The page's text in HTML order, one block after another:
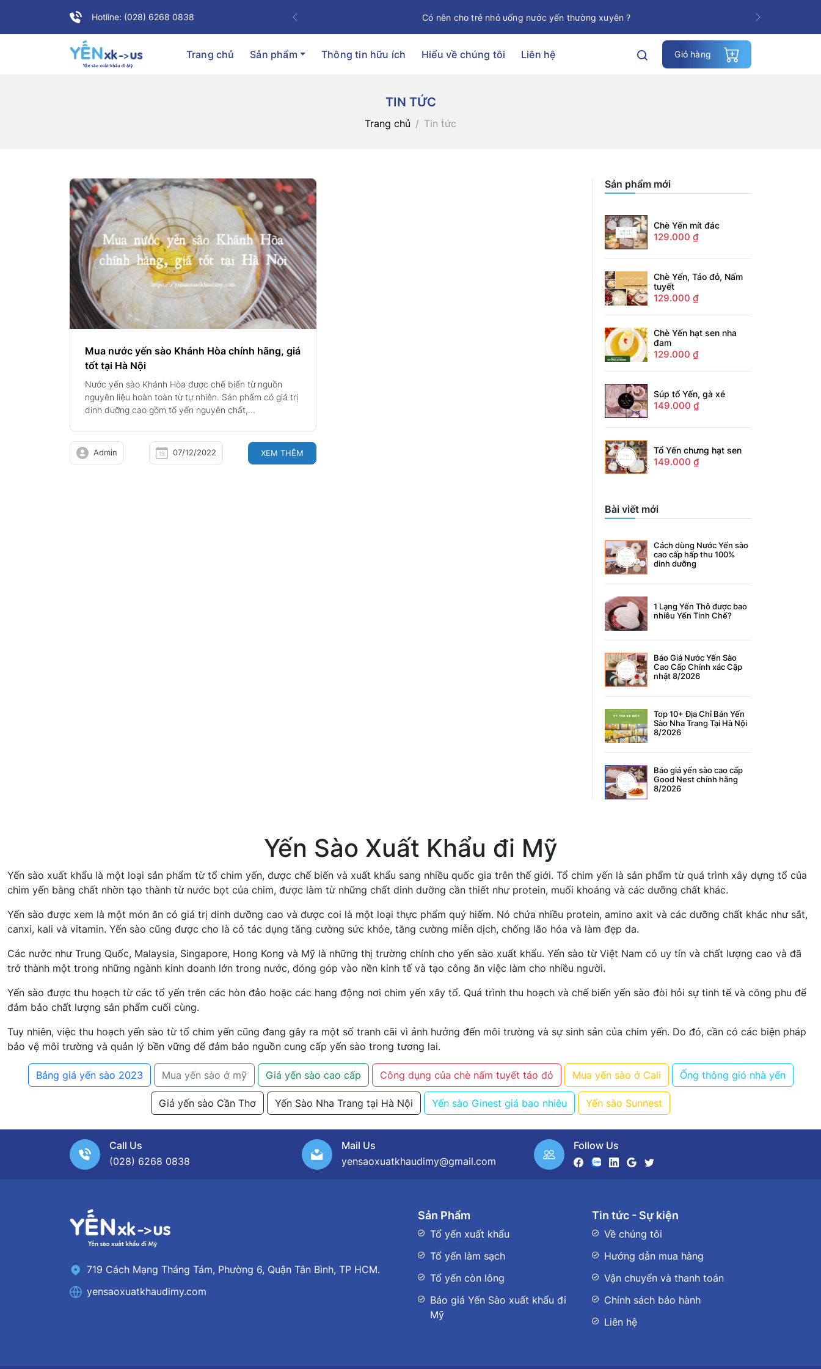
Hotline: (028) 6268 0838 Có nên cho trẻ nhỏ uống nước yến thường xuyên ?
Previous Next
Trang chủ Sản phẩm Thông tin hữu ích Hiểu về chúng tôi Liên hệ Giỏ hàng
TIN TỨC
Trang chủ Tin tức
Mua nước yến sào Khánh Hòa chính hãng, giá
tốt tại Hà Nội
Nước yến sào Khánh Hòa được chế biến từ nguồn
nguyên liệu hoàn toàn từ tự nhiên. Sản phẩm có giá trị
dinh dưỡng cao gồm tổ yến nguyên chất,...
Admin 07/12/2022 XEM THÊM
Sản phẩm mới
Chè Yến mít đác
129.000 ₫
Chè Yến, Táo đỏ, Nấm
tuyết
129.000 ₫
Chè Yến hạt sen nha
đam
129.000 ₫
Súp tổ Yến, gà xé
149.000 ₫
Tổ Yến chưng hạt sen
149.000 ₫
Bài viết mới
Cách dùng Nước Yến sào
cao cấp hấp thu 100%
dinh dưỡng
1 Lạng Yến Thô được bao
nhiêu Yến Tinh Chế?
Báo Giá Nước Yến Sào
Cao Cấp Chính xác Cập
nhật 8/2026
Top 10+ Địa Chỉ Bán Yến
Sào Nha Trang Tại Hà Nội
8/2026
Báo giá yến sào cao cấp
Good Nest chính hãng
8/2026
Yến Sào Xuất Khẩu đi Mỹ
Yến sào xuất khẩu là một loại sản phẩm từ tổ chim yến, được chế biến và xuất khẩu sang nhiều quốc gia trên thế giới. Tổ chim yến là sản phẩm từ quá trình xây dựng tổ của
chim yến bằng chất nhờn tạo thành từ nước bọt của chim, được làm từ những chất dinh dưỡng cần thiết như protein, muối khoáng và các dưỡng chất khác.
Yến sào được xem là một món ăn có giá trị dinh dưỡng cao và được coi là một loại thực phẩm quý hiếm. Nó chứa nhiều protein, amino axit và các dưỡng chất khác như sắt,
canxi, kali và vitamin. Yến sào cũng được cho là có tác dụng tăng cường sức khỏe, tăng cường miễn dịch, chống lão hóa và làm đẹp da.
Các nước như Trung Quốc, Malaysia, Singapore, Hong Kong và Mỹ là những thị trường chính cho yến sào xuất khẩu. Yến sào từ Việt Nam có uy tín và chất lượng cao và đã
trở thành một trong những ngành kinh doanh lớn trong nước, đóng góp vào nền kinh tế và tạo công ăn việc làm cho nhiều người.
Yến sào được thu hoạch từ các tổ yến trên các hòn đảo hoặc các hang động nơi chim yến xây tổ. Quá trình thu hoạch và chế biến yến sào đòi hỏi sự tinh tế và công phu để
đảm bảo chất lượng sản phẩm cuối cùng.
Tuy nhiên, việc thu hoạch yến sào từ tổ chim yến cũng đang gây ra một số tranh cãi vì ảnh hưởng đến môi trường và sự sinh sản của chim yến. Do đó, cần có các biện pháp
bảo vệ môi trường và quản lý bền vững để đảm bảo nguồn cung cấp yến sào trong tương lai.
Bảng giá yến sào 2023 Mua yến sào ở mỹ Giá yến sào cao cấp Công dụng của chè nấm tuyết táo đỏ Mua yến sào ở Cali Ống thông gió nhà yến
Giá yến sào Cần Thơ Yến Sào Nha Trang tại Hà Nội Yến sào Ginest giá bao nhiêu Yến sào Sunnest
Call Us
(028) 6268 0838
Mail Us
yensaoxuatkhaudimy@gmail.com
Follow Us
719 Cách Mạng Tháng Tám, Phường 6, Quận Tân Bình, TP HCM.
yensaoxuatkhaudimy.com
Sản Phẩm
Tổ yến xuất khẩu
Tổ yến làm sạch
Tổ yến còn lông
Báo giá Yến Sào xuất khẩu đi
Mỹ
Tin tức - Sự kiện
Về chúng tôi
Hướng dẫn mua hàng
Vận chuyển và thanh toán
Chính sách bảo hành
Liên hệ